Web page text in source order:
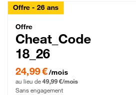
Offre - 26 ans
Cheat_Code
Offre
Cheat_Code
18_26
24,99 € par mois pendant 0 mois puis 49,99
24,99 €/mois
au lieu de 49,99 €/mois
Sans engagement